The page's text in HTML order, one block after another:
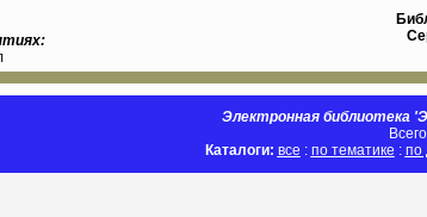
Электронная библиотека
Каталоги: все : по тематике : по